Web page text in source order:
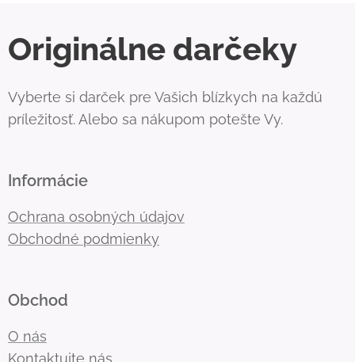
Originálne darčeky
Vyberte si darček pre Vašich blízkych na každú
príležitosť. Alebo sa nákupom potešte Vy.
Informácie
Ochrana osobných údajov
Obchodné podmienky
Obchod
O nás
Kontaktujte nás